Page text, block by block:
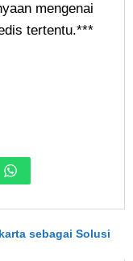
mengenai
tertentu.***